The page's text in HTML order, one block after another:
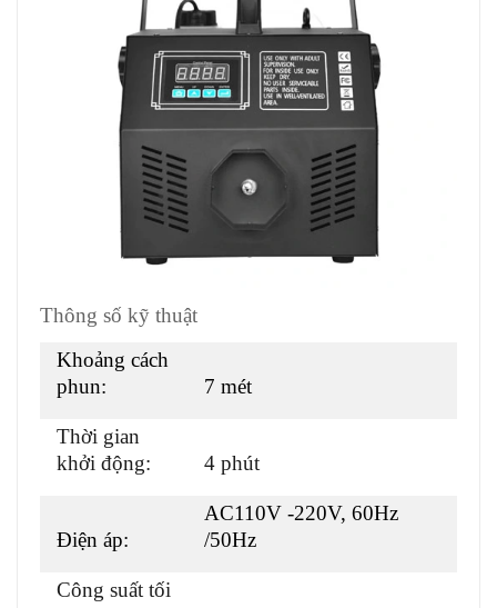
Thông số kỹ thuật
Khoảng cách
phun:
7 mét
Thời gian
khởi động:
4 phút
Điện áp:
AC110V -220V, 60Hz
/50Hz
Công suất tối